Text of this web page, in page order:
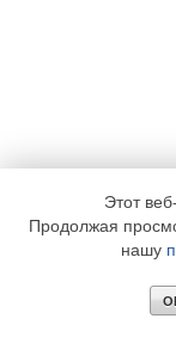
Этот
Продолжая
нашу